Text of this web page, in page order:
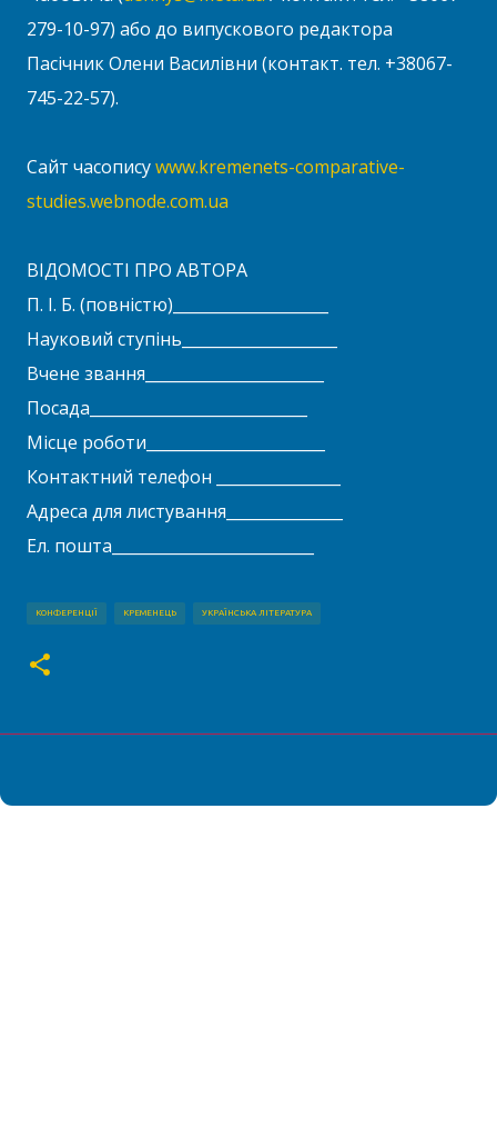
279-10-97) або до випускового редактора
Пасічник Олени Василівни (контакт. тел. +38­067-
745-22-57).
Сайт часописуwww.kremenets-comparative-
studies.webnode.com.ua
ВІДОМОСТІ ПРО АВТОРА
П. І. Б. (повністю)____________________
Науковий ступінь____________________
Вчене звання_______________________
Посада____________________________
Місце роботи_______________________
Контактний телефон ________________
Адреса для листування_______________
Ел. пошта__________________________
КОНФЕРЕНЦІЇ КРЕМЕНЕЦЬ УКРАЇНСЬКА ЛІТЕРАТУРА